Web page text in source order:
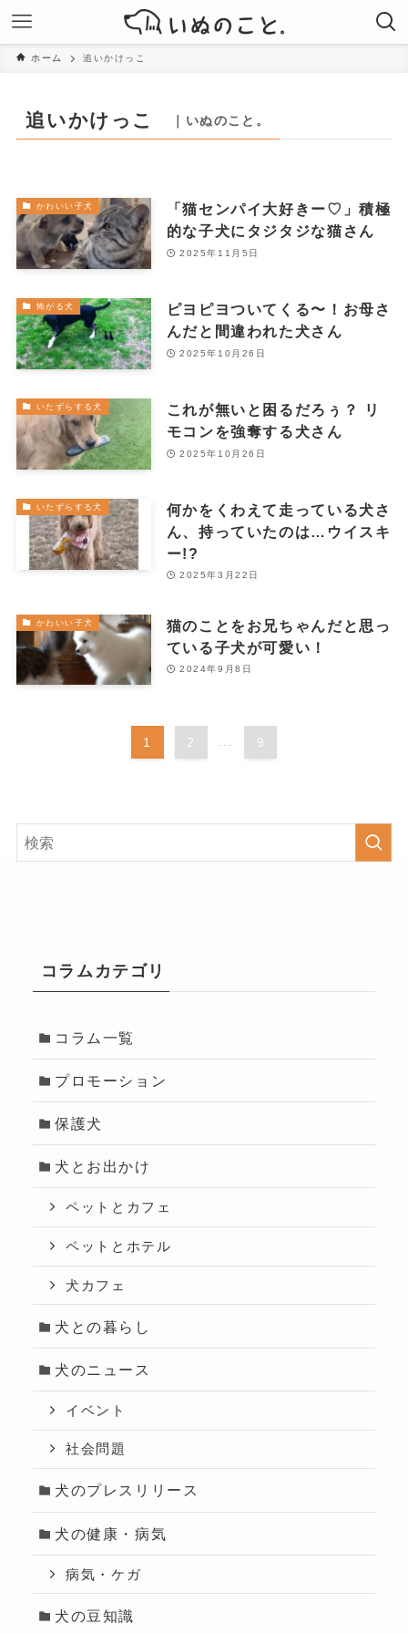
ホーム 追いかけっこ
追いかけっこ ｜いぬのこと。
かわいい子犬
「猫センパイ大好きー♡」積極
的な子犬にタジタジな猫さん
2025年11月5日
怖がる犬
ピヨピヨついてくる〜！お母さ
んだと間違われた犬さん
2025年10月26日
いたずらする犬
これが無いと困るだろぅ？ リ
モコンを強奪する犬さん
2025年10月26日
いたずらする犬
何かをくわえて走っている犬さ
ん、持っていたのは…ウイスキ
ー!?
2025年3月22日
かわいい子犬
猫のことをお兄ちゃんだと思っ
ている子犬が可愛い！
2024年9月8日
1 2 ... 9
コラムカテゴリ
コラム一覧
プロモーション
保護犬
犬とお出かけ
ペットとカフェ
ペットとホテル
犬カフェ
犬との暮らし
犬のニュース
イベント
社会問題
犬のプレスリリース
犬の健康・病気
病気・ケガ
犬の豆知識